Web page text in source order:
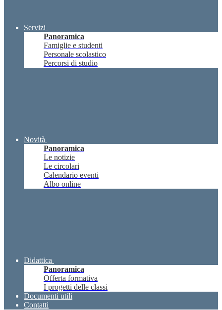
Servizi
Panoramica
Famiglie e studenti
Personale scolastico
Percorsi di studio
Novità
Panoramica
Le notizie
Le circolari
Calendario eventi
Albo online
Didattica
Panoramica
Offerta formativa
I progetti delle classi
Documenti utili
Contatti